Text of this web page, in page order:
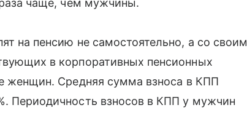
чаще, чем мужчины.
на пенсию не самостоятельно, а со своим
в корпоративных пенсионных
женщин. Средняя сумма взноса в КПП
Периодичность взносов в КПП у мужчин